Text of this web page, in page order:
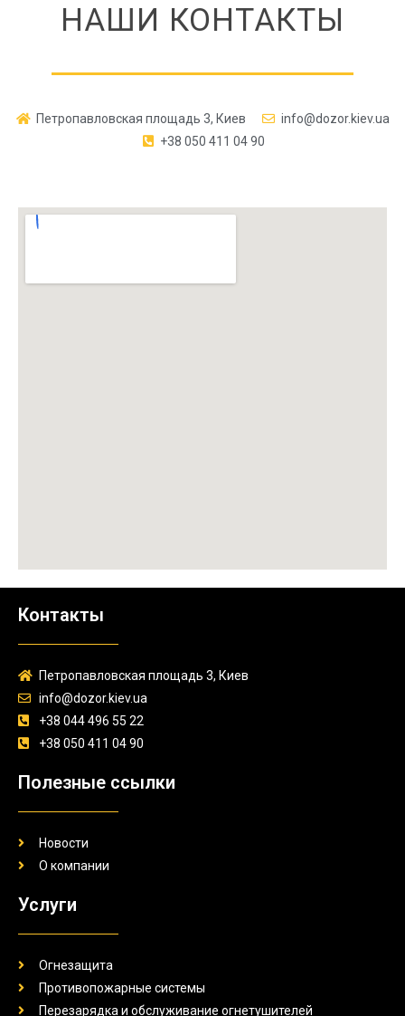
НАШИ КОНТАКТЫ
Петропавловская площадь 3, Киев
info@dozor.kiev.ua
+38 050 411 04 90
Контакты
Петропавловская площадь 3, Киев
info@dozor.kiev.ua
+38 044 496 55 22
+38 050 411 04 90
Полезные ссылки
Новости
О компании
Услуги
Огнезащита
Противопожарные системы
Перезарядка и обслуживание огнетушителей